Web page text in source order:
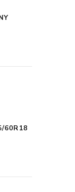
60R18